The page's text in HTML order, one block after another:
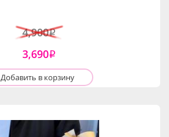
4,900i
3,690i
Добавить в корзину